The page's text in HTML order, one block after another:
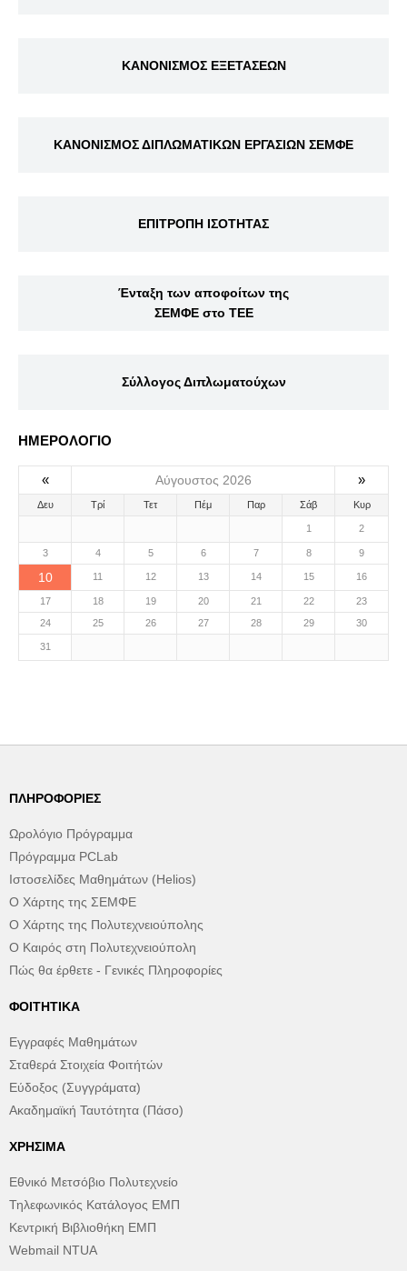
ΚΑΝΟΝΙΣΜΟΣ ΕΞΕΤΑΣΕΩΝ
ΚΑΝΟΝΙΣΜΟΣ ΔΙΠΛΩΜΑΤΙΚΩΝ ΕΡΓΑΣΙΩΝ ΣΕΜΦΕ
ΕΠΙΤΡΟΠΗ ΙΣΟΤΗΤΑΣ
Ένταξη των αποφοίτων της
ΣΕΜΦΕ στο ΤΕΕ
Σύλλογος Διπλωματούχων
ΗΜΕΡΟΛΟΓΙΟ
« Αύγουστος 2026 »
Δευ Τρί Τετ Πέμ Παρ Σάβ Κυρ
1 2
3 4 5 6 7 8 9
10 11 12 13 14 15 16
17 18 19 20 21 22
23
24
25 26 27 28 29 30
31
ΠΛΗΡΟΦΟΡΊΕΣ
Ωρολόγιο Πρόγραμμα
Πρόγραμμα PCLab
Ιστοσελίδες Μαθημάτων (Helios)
Ο Χάρτης της ΣΕΜΦΕ
Ο Χάρτης της Πολυτεχνειούπολης
Ο Καιρός στη Πολυτεχνειούπολη
Πώς θα έρθετε - Γενικές Πληροφορίες
ΦΟΙΤΗΤΙΚΆ
Εγγραφές Μαθημάτων
Σταθερά Στοιχεία Φοιτήτών
Εύδοξος (Συγγράματα)
Ακαδημαϊκή Ταυτότητα (Πάσο)
ΧΡΉΣΙΜΑ
Εθνικό Μετσόβιο Πολυτεχνείο
Τηλεφωνικός Κατάλογος ΕΜΠ
Κεντρική Βιβλιοθήκη ΕΜΠ
Webmail NTUA